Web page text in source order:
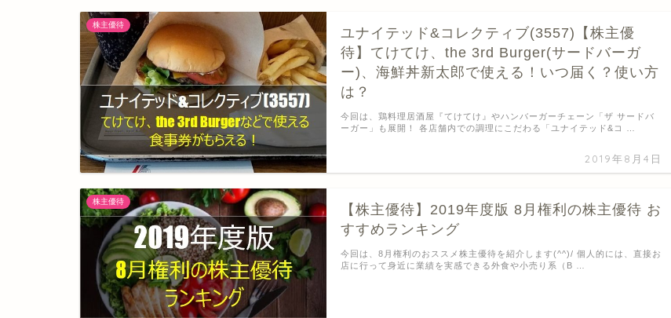
株主優待
ユナイテッド&コレクティブ(3557)【株主優
待】てけてけ、the 3rd Burger(サードバーガ
ー)、海鮮丼新太郎で使える！いつ届く？使い方
は？
2019年8月4日
今回は、鶏料理居酒屋『てけてけ』やハンバーガーチェーン「ザ サードバ
ーガー」も展開！ 各店舗内での調理にこだわる「ユナイテッド&コ …
株主優待
【株主優待】2019年度版 8月権利の株主優待 お
すすめランキング
今回は、8月権利のおススメ株主優待を紹介します(^^)/ 個人的には、直接お
店に行って身近に業績を実感できる外食や小売り系（B …